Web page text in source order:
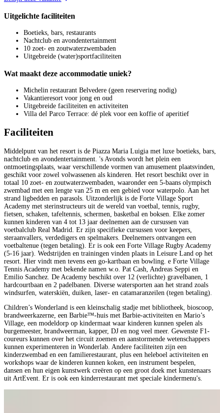
Uitgelichte faciliteiten
Boetieks, bars, restaurants
Nachtclub en avondentertainment
10 zoet- en zoutwaterzwembaden
Uitgebreide (water)sportfaciliteiten
Wat maakt deze accommodatie uniek?
Michelin restaurant Belvedere (geen reservering nodig)
Vakantieresort voor jong en oud
Uitgebreide faciliteiten en activiteiten
Villa del Parco Terrace: dé plek voor een koffie of aperitief
Faciliteiten
Middelpunt van het resort is de Piazza Maria Luigia met luxe boetieks, bars,
nachtclub en avondentertainment. 's Avonds wordt het plein een
ontmoetingsplaats, waar verschillende vormen van amusement plaatsvinden,
geschikt voor zowel volwassenen als kinderen. Het resort beschikt over in
totaal 10 zoet- en zoutwaterzwembaden, waaronder een 5-baans olympisch
zwembad met een lengte van 25 m en een gebied voor waterpolo. Aan het
strand ligbedden en parasols. Uitzonderlijk is de Forte Village Sport
Academy met sterinstructeurs uit de wereld van voetbal, tennis, rugby,
fietsen, schaken, tafeltennis, schermen, basketbal en boksen. Elke zomer
kunnen kinderen van 4 tot 13 jaar deelnemen aan de cursussen van
voetbalclub Real Madrid. Er zijn specifieke cursussen voor keepers,
steraanvallers, verdedigers en spelmakers. Deelnemers ontvangen een
voetbaltenue (tegen betaling). Er is ook een Forte Village Rugby Academy
(5-16 jaar). Wedstrijden en trainingen vinden plaats in Leisure Land op het
resort. Hier vindt men tevens een go-kartbaan en bowling. e Forte Village
Tennis Academy met bekende namen w.o. Pat Cash, Andreas Seppi en
Emilio Sanchez. De Academy beschikt over 12 (verlichte) gravelbanen, 1
hardcourtbaan en 2 padelbanen. Diverse watersporten aan het strand zoals
windsurfen, waterskiën, duiken, laser- en catamaranzeilen (tegen betaling).
Children’s Wonderland is een kleinschalig stadje met bibliotheek, bioscoop,
brandweerkazerne, een Barbie™-huis met Barbie-activiteiten en Mario’s
Village, een modeldorp op kindermaat waar kinderen kunnen spelen als
burgemeester, brandweerman, kapper, DJ en nog veel meer. Gewenste F1-
coureurs kunnen over het circuit zoemen en aanstormende wetenschappers
kunnen experimenteren in Wonderlab. Andere faciliteiten zijn een
kinderzwembad en een familierestaurant, plus een heleboel activiteiten en
workshops waar de kinderen kunnen koken, een instrument bespelen,
dansen en hun eigen kunstwerk creëren op een groot doek met kunstenaars
uit ArtEvent. Er is ook een kinderrestaurant met speciale kindermenu's.